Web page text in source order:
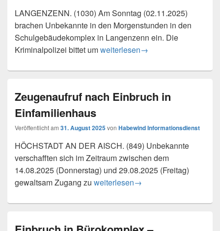
LANGENZENN. (1030) Am Sonntag (02.11.2025)
brachen Unbekannte in den Morgenstunden in den
Schulgebäudekomplex in Langenzenn ein. Die
Kriminalpolizei bittet umEinbruch in
weiterlesen→
Zeugenaufruf nach Einbruch in
Einfamilienhaus
Veröffentlicht am 31. August 2025von Habewind Informationsdienst
HÖCHSTADT AN DER AISCH. (849) Unbekannte
verschafften sich im Zeitraum zwischen dem
14.08.2025 (Donnerstag) und 29.08.2025 (Freitag)
gewaltsam Zugang zu Zeugenaufruf nach Einbruch in
weiterlesen→